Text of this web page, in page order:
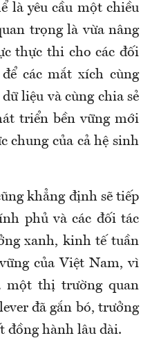
là yêu cầu một chiều
trọng là vừa nâng
thực thi cho các đối
các mắt xích cùng
liệu và cùng chia sẻ
triển bền vững mới
chung của cả hệ sinh
khẳng định sẽ tiếp
phủ và các đối tác
xanh, kinh tế tuần
của Việt Nam, vì
một thị trường quan
đã gắn bó, trưởng
đồng hành lâu dài.